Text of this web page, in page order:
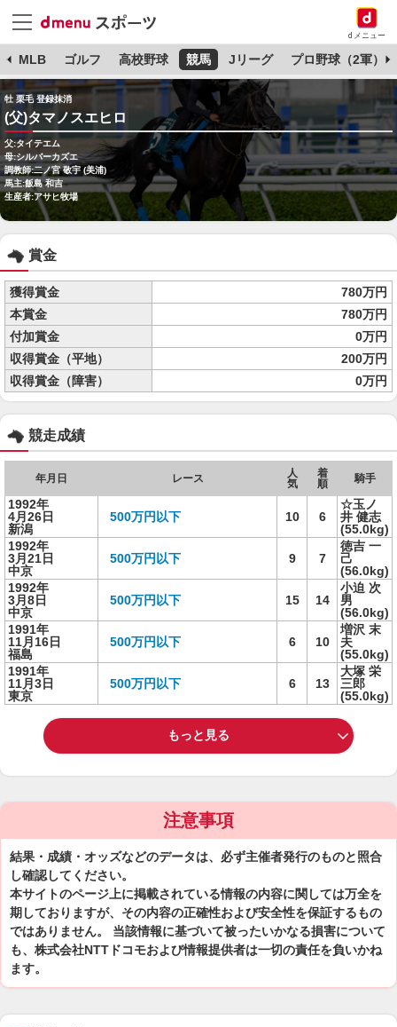
dメニュー
MLB ゴルフ 高校野球 競馬 Jリーグ プロ野球（2軍）
牡 栗毛 登録抹消
(父)タマノスエヒロ
父:タイテエム
母:シルバーカズエ
調教師:二ノ宮 敬宇 (美浦)
馬主:飯島 和吉
生産者:アサヒ牧場
賞金
獲得賞金
780万円
本賞金
780万円
付加賞金
0万円
収得賞金（平地）
200万円
収得賞金（障害）
0万円
競走成績
年月日 レース
人
気
着
順
騎手
1992年
4月26日
新潟
500万円以下 10 6
☆玉ノ
井 健志
(55.0kg)
1992年
3月21日
中京
500万円以下 9 7
徳吉 一
己
(56.0kg)
1992年
3月8日
中京
500万円以下 15 14
小迫 次
男
(56.0kg)
1991年
11月16日
福島
500万円以下 6 10
増沢 末
夫
(55.0kg)
1991年
11月3日
東京
500万円以下 6 13
大塚 栄
三郎
(55.0kg)
もっと見る
注意事項
結果・成績・オッズなどのデータは、必ず主催者発行のものと照合
し確認してください。
本サイトのページ上に掲載されている情報の内容に関しては万全を
期しておりますが、その内容の正確性および安全性を保証するもの
ではありません。 当該情報に基づいて被ったいかなる損害について
も、株式会社NTTドコモおよび情報提供者は一切の責任を負いかね
ます。